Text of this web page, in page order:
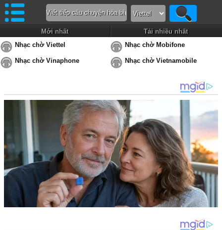
Mới nhất
Tải nhiều nhất
Nhạc chờ Viettel
Nhạc chờ Mobifone
Nhạc chờ Vinaphone Nhạc chờ Vietnamobile